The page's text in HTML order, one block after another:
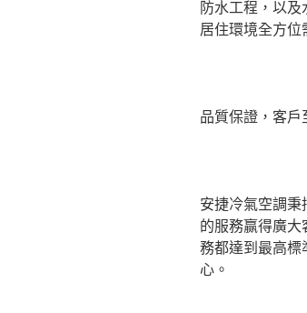
防水工程，以
居住環境全方位
品質保證，客戶
安捷冷氣空調
的服務赢得廣
務都達到最高
心。